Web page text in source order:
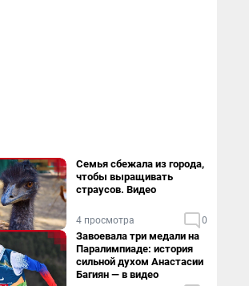
Семья сбежала из города,
чтобы выращивать
страусов. Видео
4 просмотра 0
Завоевала три медали на
Паралимпиаде: история
сильной духом Анастасии
Багиян — в видео